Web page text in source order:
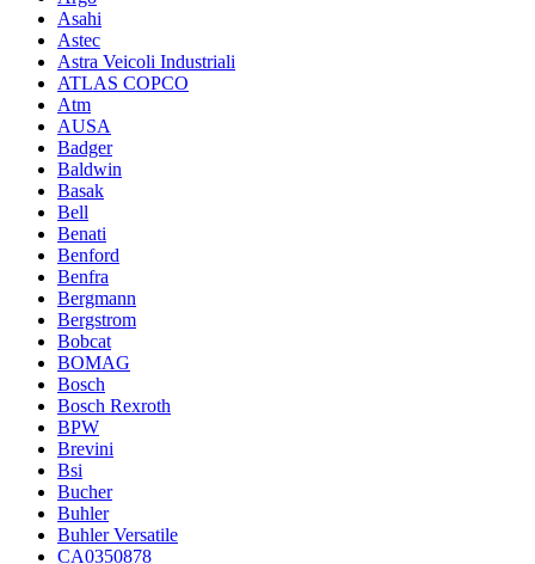
Asahi
Astec
Astra Veicoli Industriali
ATLAS COPCO
Atm
AUSA
Badger
Baldwin
Basak
Bell
Benati
Benford
Benfra
Bergmann
Bergstrom
Bobcat
BOMAG
Bosch
Bosch Rexroth
BPW
Brevini
Bsi
Bucher
Buhler
Buhler Versatile
CA0350878